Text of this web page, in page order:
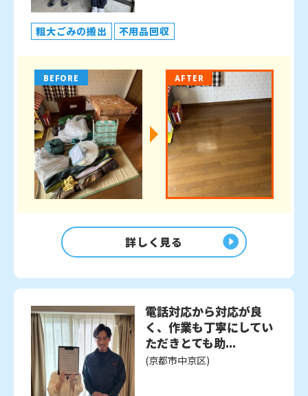
粗大ごみの搬出 不用品回収
BEFORE AFTER
詳しく見る
電話対応から対応が良
く、作業も丁寧にしてい
ただきとても助...
(京都市中京区)